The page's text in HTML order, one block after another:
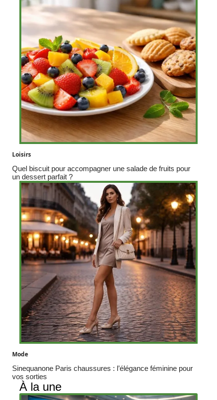
Loisirs
Quel biscuit pour accompagner une salade de fruits pour
un dessert parfait ?
Mode
Sinequanone Paris chaussures : l’élégance féminine pour
vos sorties
À la une